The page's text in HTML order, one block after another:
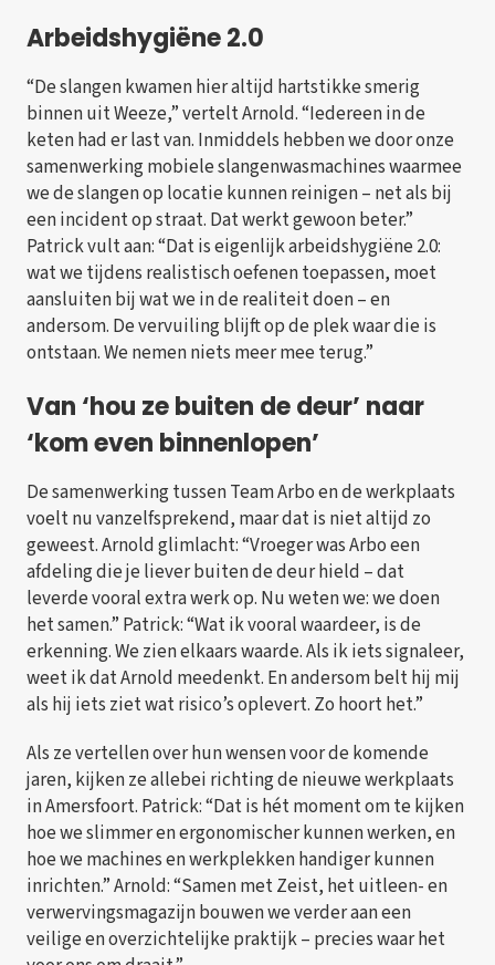
Arbeidshygiëne 2.0
“De slangen kwamen hier altijd hartstikke smerig
binnen uit Weeze,” vertelt Arnold. “Iedereen in de
keten had er last van. Inmiddels hebben we door onze
samenwerking mobiele slangenwasmachines waarmee
we de slangen op locatie kunnen reinigen – net als bij
een incident op straat. Dat werkt gewoon beter.”
Patrick vult aan: “Dat is eigenlijk arbeidshygiëne 2.0:
wat we tijdens realistisch oefenen toepassen, moet
aansluiten bij wat we in de realiteit doen – en
andersom. De vervuiling blijft op de plek waar die is
ontstaan. We nemen niets meer mee terug.”
Van ‘hou ze buiten de deur’ naar
‘kom even binnenlopen’
De samenwerking tussen Team Arbo en de werkplaats
voelt nu vanzelfsprekend, maar dat is niet altijd zo
geweest. Arnold glimlacht: “Vroeger was Arbo een
afdeling die je liever buiten de deur hield – dat
leverde vooral extra werk op. Nu weten we: we doen
het samen.” Patrick: “Wat ik vooral waardeer, is de
erkenning. We zien elkaars waarde. Als ik iets signaleer,
weet ik dat Arnold meedenkt. En andersom belt hij mij
als hij iets ziet wat risico’s oplevert. Zo hoort het.”
Als ze vertellen over hun wensen voor de komende
jaren, kijken ze allebei richting de nieuwe werkplaats
in Amersfoort. Patrick: “Dat is hét moment om te kijken
hoe we slimmer en ergonomischer kunnen werken, en
hoe we machines en werkplekken handiger kunnen
inrichten.” Arnold: “Samen met Zeist, het uitleen- en
verwervingsmagazijn bouwen we verder aan een
veilige en overzichtelijke praktijk – precies waar het